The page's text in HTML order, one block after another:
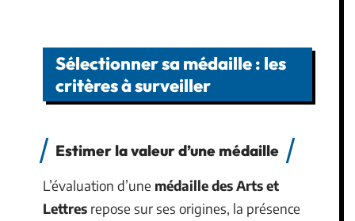
Sélectionner sa médaille : les
critères à surveiller
Estimer la valeur d’une médaille
L’évaluation d’une médaille des Arts et
Lettres repose sur ses origines, la présence